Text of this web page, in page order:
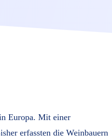
Europa. Mit einer
erfassten die Weinbauern